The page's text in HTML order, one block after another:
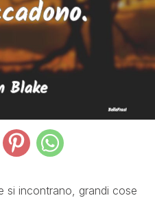
si incontrano, grandi cose